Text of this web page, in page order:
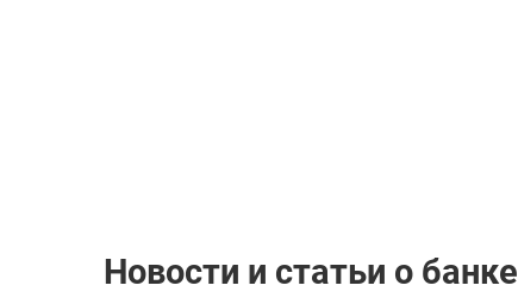
Новости и статьи о банке